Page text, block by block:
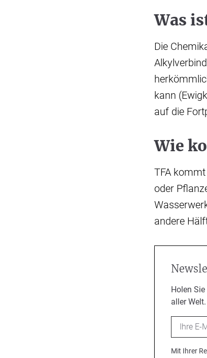
Was
Die
kann
auf die
Wie
TFA
oder
andere
Holen
aller Welt.
Email
Mit Ihrer